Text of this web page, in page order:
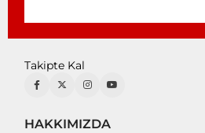
Takipte Kal
HAKKIMIZDA